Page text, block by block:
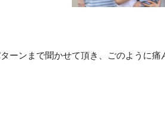
ーンまで聞かせて頂き、ごのように痛